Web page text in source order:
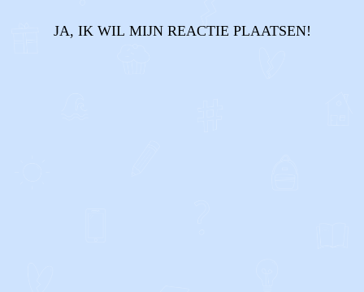
JA, IK WIL MIJN REACTIE PLAATSEN!